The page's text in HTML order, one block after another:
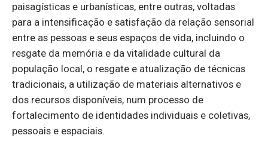
paisagísticas e urbanísticas, entre outras, voltadas
para a intensificação e satisfação da relação sensorial
entre as pessoas e seus espaços de vida, incluindo o
resgate da memória e da vitalidade cultural da
população local, o resgate e atualização de técnicas
tradicionais, a utilização de materiais alternativos e
dos recursos disponíveis, num processo de
fortalecimento de identidades individuais e coletivas,
pessoais e espaciais.